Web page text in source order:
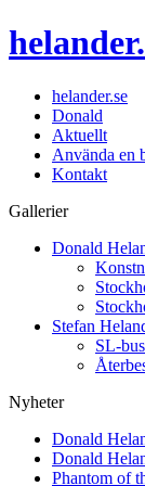
helander.se
Donald
Aktuellt
Använda en
Kontakt
Gallerier
Donald
Stefan
SL-
Nyheter
Donald
Donald
Phantom of